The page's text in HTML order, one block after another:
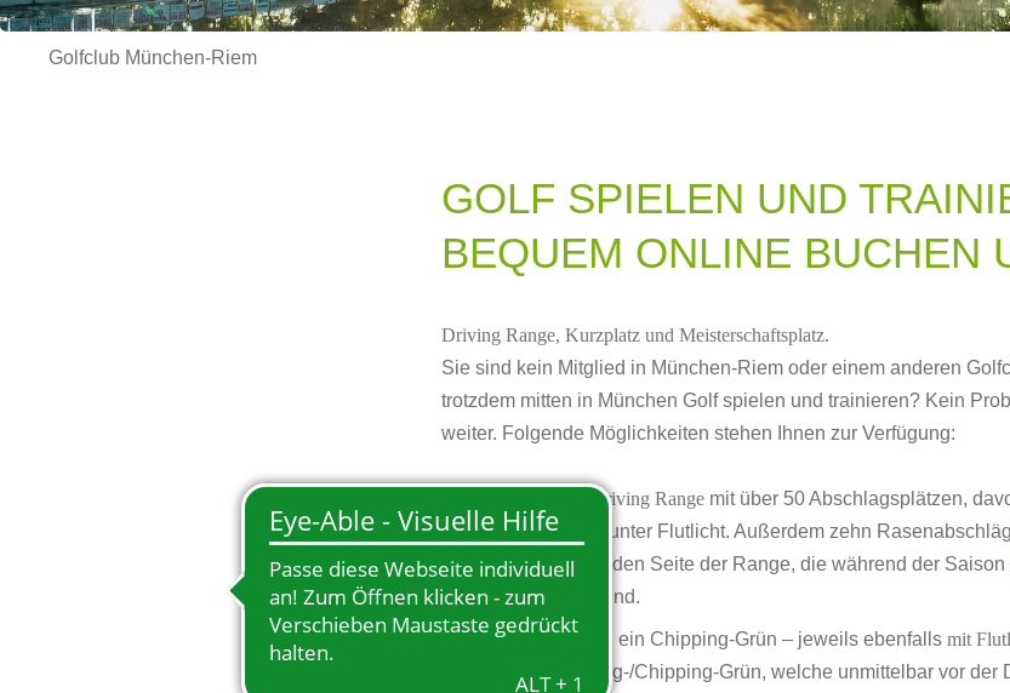
Golfclub München-Riem
GOLF SPIELEN UND
BEQUEM ONLINE BUCHEN
Driving Range, Kurzplatz und Meisterschaftsplatz.
Sie sind kein Mitglied in München-Riem oder einem anderen
trotzdem mitten in München Golf spielen und trainieren? Kein
weiter. Folgende Möglichkeiten stehen Ihnen zur Verfügung:
Doppelstöckige Driving Range mit über 50 Abschlagsplätzen,
22:00 Uhr sogar unter Flutlicht. Außerdem zehn
gegenüberliegenden Seite der Range, die während der Saison
Zeiten geöffnet
sind.
Ein Putting-Grün, ein Chipping-Grün – jeweils ebenfallsmit
sowie ein Pitching-/Chipping-Grün, welche unmittelbar vor der